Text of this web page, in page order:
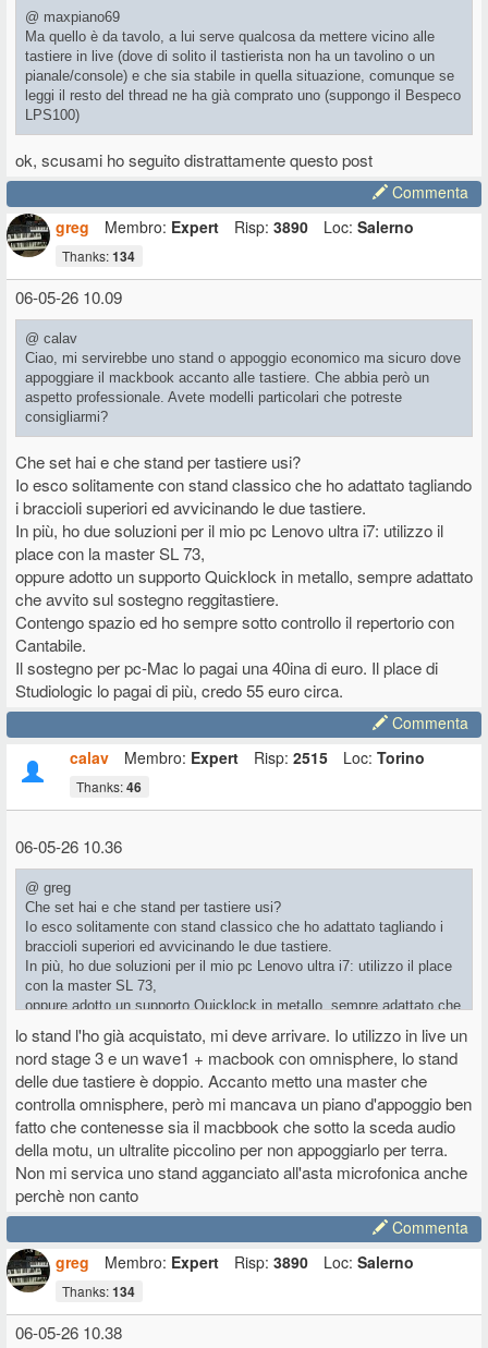
@ maxpiano69
Ma quello è da tavolo, a lui serve qualcosa da mettere vicino alle
tastiere in live (dove di solito il tastierista non ha un tavolino o un
pianale/console) e che sia stabile in quella situazione, comunque se
leggi il resto del thread ne ha già comprato uno (suppongo il Bespeco
LPS100)
ok, scusami ho seguito distrattamente questo post
Commenta
greg
Membro: Expert Risp: 3890 Loc: Salerno
Thanks:134
06-05-26 10.09
@ calav
Ciao, mi servirebbe uno stand o appoggio economico ma sicuro dove
appoggiare il mackbook accanto alle tastiere. Che abbia però un
aspetto professionale. Avete modelli particolari che potreste
consigliarmi?
Che set hai e che stand per tastiere usi?
Io esco solitamente con stand classico che ho adattato tagliando
i braccioli superiori ed avvicinando le due tastiere.
In più, ho due soluzioni per il mio pc Lenovo ultra i7: utilizzo il
place con la master SL 73,
oppure adotto un supporto Quicklock in metallo, sempre adattato
che avvito sul sostegno reggitastiere.
Contengo spazio ed ho sempre sotto controllo il repertorio con
Cantabile.
Il sostegno per pc-Mac lo pagai una 40ina di euro. Il place di
Studiologic lo pagai di più, credo 55 euro circa.
Commenta
calav
Membro: Expert Risp: 2515 Loc: Torino
Thanks:46
06-05-26 10.36
@ greg
Che set hai e che stand per tastiere usi?
Io esco solitamente con stand classico che ho adattato tagliando i
braccioli superiori ed avvicinando le due tastiere.
In più, ho due soluzioni per il mio pc Lenovo ultra i7: utilizzo il place
con la master SL 73,
oppure adotto un supporto Quicklock in metallo, sempre adattato che
Contengo spazio ed ho sempre sotto controllo il repertorio con
Cantabile.
Il sostegno per pc-Mac lo pagai una 40ina di euro. Il place di
Studiologic lo pagai di più, credo 55 euro circa.
lo stand l'ho già acquistato, mi deve arrivare. Io utilizzo in live un
nord stage 3 e un wave1 + macbook con omnisphere, lo stand
delle due tastiere è doppio. Accanto metto una master che
controlla omnisphere, però mi mancava un piano d'appoggio ben
fatto che contenesse sia il macbbook che sotto la sceda audio
della motu, un ultralite piccolino per non appoggiarlo per terra.
Non mi servica uno stand agganciato all'asta microfonica anche
perchè non canto
Commenta
greg
Membro: Expert Risp: 3890 Loc: Salerno
Thanks:134
06-05-26 10.38